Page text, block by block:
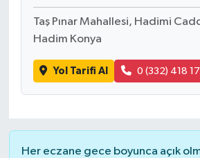
Taş Pınar Mahallesi, Hadimi
Hadim Konya
Yol Tarifi Al 0 (332) 418
Her eczane gece boyunca açık